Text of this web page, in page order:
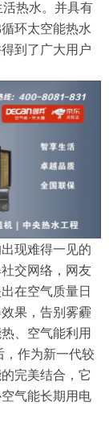
热水。并具有
环太空能热水
到了广大用户
现难得一见的
交网络，网友
在空气质量日
果，告别雾霾
、空气能利用
，作为新一代较
完美结合，它
气能长期用电